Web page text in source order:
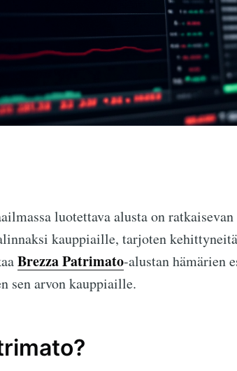
luotettava alusta on ratkaisevan
kauppiaille, tarjoten
Brezza Patrimato-alustan hämärien
sen arvon kauppiaille.